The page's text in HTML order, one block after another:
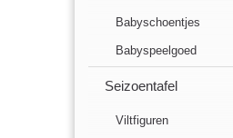
Babyschoentjes
Babyspeelgoed
Seizoentafel
Viltfiguren